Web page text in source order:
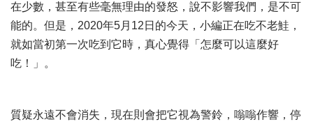
在少數，甚至有些毫無理由的發怒，說不影響我們，是不可
能的。但是，2020年5月12日的今天，小編正在吃不老鮭，
就如當初第一次吃到它時，真心覺得「怎麼可以這麼好
吃！」。
質疑永遠不會消失，現在則會把它視為警鈴，嗡嗡作響，停